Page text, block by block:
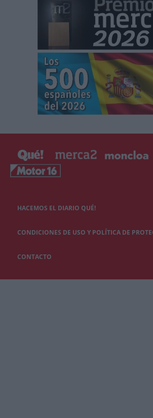
HACEMOS EL DIARIO QUÉ!
CONDICIONES DE USO Y POLÍTICA DE
CONTACTO